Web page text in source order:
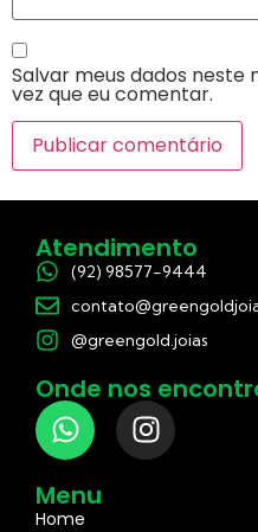
Salvar meus dados
vez que eu comentar.
Atendimento
(92) 98577-9444
@greengold.joias
Onde nos
Menu
Home